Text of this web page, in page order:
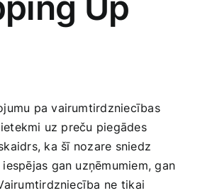
pa vairumtirdzniecības
‍uz preču piegādes
⁣ka šī nozare sniedz
gan uzņēmumiem, gan
⁤ne tikai